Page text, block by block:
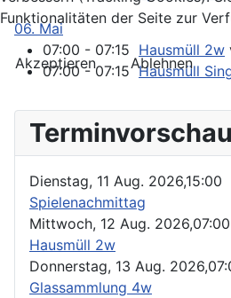
06. Mai
07:00 - 07:15 Hausmüll 2w
07:00 - 07:15Hausmüll
Terminvorschau
Dienstag, 11 Aug. 2026,15:00
Spielenachmittag
Mittwoch, 12 Aug. 2026,07:00
Hausmüll 2w
Donnerstag, 13 Aug. 2026,
Glassammlung 4w
Funktionalitäten der Seite zur
Akzeptieren
Ablehnen